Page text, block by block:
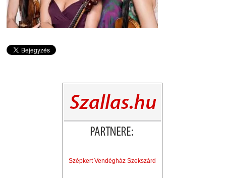
Szépkert Vendégház Szekszárd